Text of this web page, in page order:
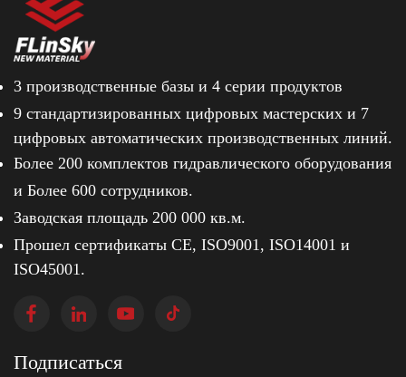
3 производственные базы и 4 серии продуктов
9 стандартизированных цифровых мастерских и 7
цифровых автоматических производственных линий.
Более 200 комплектов гидравлического оборудования
и Более 600 сотрудников.
Заводская площадь 200 000 кв.м.
Прошел сертификаты CE, ISO9001, ISO14001 и
ISO45001.
Подписаться